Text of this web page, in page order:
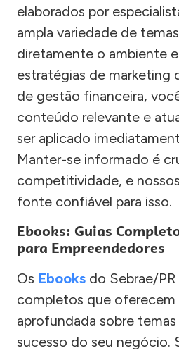
elaborados por
ampla variedade de
diretamente o ambiente
estratégias de marketing
de gestão financeira,
conteúdo relevante e
ser aplicado
Manter-se informado é
competitividade, e
fonte confiável para isso.
Ebooks: Guias
para Empreendedores
Os Ebooks do Sebrae/PR
completos que oferecem
aprofundada sobre temas
sucesso do seu negócio.